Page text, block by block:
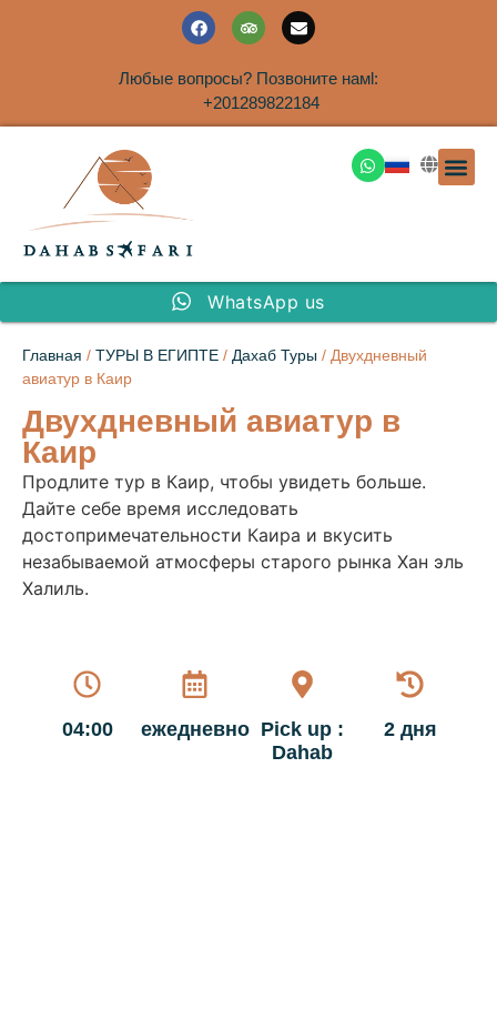
Любые вопросы? Позвоните намl:
+201289822184
WhatsApp us
Главная / ТУРЫ В ЕГИПТЕ / Дахаб Туры / Двухдневный
авиатур в Каир
Двухдневный авиатур в
Каир
Продлите тур в Каир, чтобы увидеть больше.
Дайте себе время исследовать
достопримечательности Каира и вкусить
незабываемой атмосферы старого рынка Хан эль
Халиль.
04:00 ежедневно Pick up :
Dahab
2 дня